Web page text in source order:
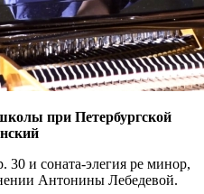
при Петербургской
30 и соната-элегия ре минор,
Антонины Лебедевой.